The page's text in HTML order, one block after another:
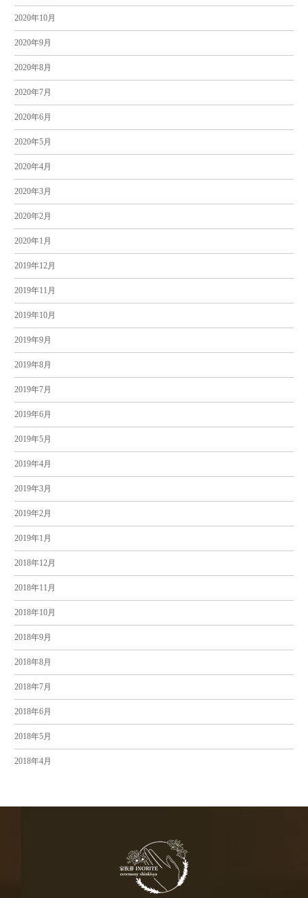
2020年10月
2020年9月
2020年8月
2020年7月
2020年6月
2020年5月
2020年4月
2020年3月
2020年2月
2020年1月
2019年12月
2019年11月
2019年10月
2019年9月
2019年8月
2019年7月
2019年6月
2019年5月
2019年4月
2019年3月
2019年2月
2019年1月
2018年12月
2018年11月
2018年10月
2018年9月
2018年8月
2018年7月
2018年6月
2018年5月
2018年4月